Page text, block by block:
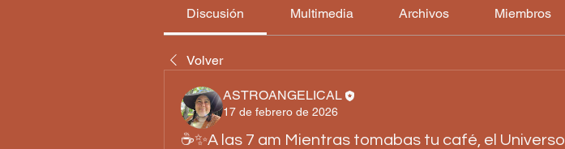
Discusión Multimedia Archivos Miembros
Volver
ASTROANGELICAL
17 de febrero de 2026
☕✨A las 7 am Mientras tomabas tu café, el Universo